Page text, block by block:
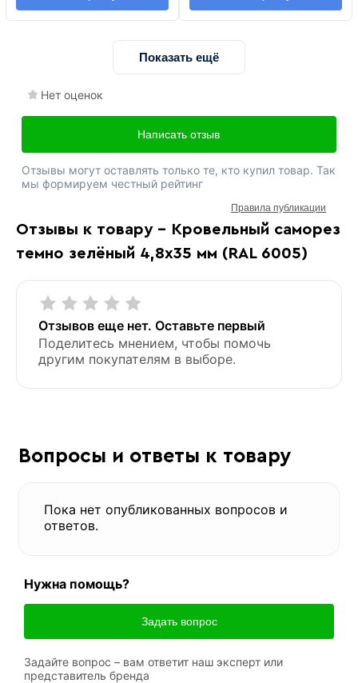
Показать ещё
Отзывы к товару - Кровельный саморез
темно зелёный 4,8х35 мм (RAL 6005)
Отзывов еще нет. Оставьте первый
Поделитесь мнением, чтобы помочь
другим покупателям в выборе.
Нет оценок
Написать отзыв
Отзывы могут оставлять только те, кто купил товар. Так
мы формируем честный рейтинг
Правила публикации
Вопросы и ответы к товару
Пока нет опубликованных вопросов и
ответов.
Нужна помощь?
Задать вопрос
Задайте вопрос – вам ответит наш эксперт или
представитель бренда